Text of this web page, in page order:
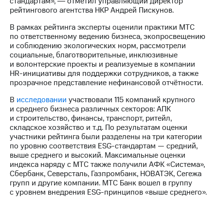
акций
Дивиденды
Рынок
облигаций
Описание
Еврооблигации-2023
Уведомление
о
погашении
именных
облигаций
Другое
Регистратор
Реквизиты
Контакты
развитие
деловая этика
На главную
рейтингового агентства НКР Андрей Пискунов.
В рамках рейтинга эксперты оценили практики МТС
по ответственному ведению бизнеса, экопросвещению
и соблюдению экологических норм, рассмотрели
социальные, благотворительные, инклюзивные
и волонтерские проекты и реализуемые в компании
HR-инициативы для поддержки сотрудников, а также
прозрачное представление нефинансовой отчётности.
В исследовании участвовали 115 компаний крупного
и среднего бизнеса различных секторов: АПК
и строительство, финансы, транспорт, ритейл,
складское хозяйство и т.д. По результатам оценки
участники рейтинга были разделены на три категории
по уровню соответствия ESG-стандартам — средний,
выше среднего и высокий. Максимальные оценки
индекса наряду с МТС также получили АФК «Система»,
Сбербанк, Северсталь, Газпромбанк, НОВАТЭК, Сегежа
групп и другие компании. МТС Банк вошел в группу
с уровнем внедрения ESG-принципов «выше среднего».